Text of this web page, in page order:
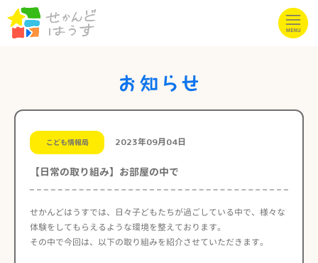
こども情報局 2023年09月04日
【日常の取り組み】お部屋の中で
せかんどはうすでは、日々子どもたちが過ごしている中で、様々な
体験をしてもらえるような環境を整えております。
その中で今回は、以下の取り組みを紹介させていただきます。